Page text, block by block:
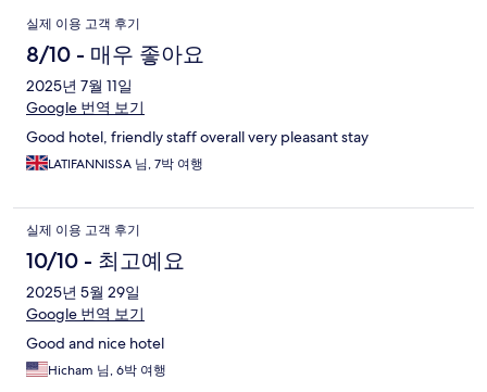
이
용
후
기
실제 이용 고객 후기
8/10 - 매우 좋아요
2025년 7월 11일
Google 번역 보기
Good hotel, friendly staff overall very pleasant stay
LATIFANNISSA 님, 7박 여행
실제 이용 고객 후기
10/10 - 최고예요
2025년 5월 29일
Google 번역 보기
Good and nice hotel
Hicham 님, 6박 여행